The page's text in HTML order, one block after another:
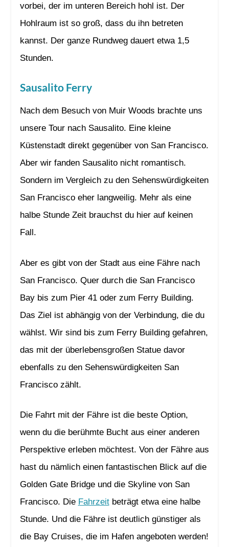
vorbei, der im unteren Bereich hohl ist. Der
Hohlraum ist so groß, dass du ihn betreten
kannst. Der ganze Rundweg dauert etwa 1,5
Stunden.
Sausalito Ferry
Nach dem Besuch von Muir Woods brachte uns
unsere Tour nach Sausalito. Eine kleine
Küstenstadt direkt gegenüber von San Francisco.
Aber wir fanden Sausalito nicht romantisch.
Sondern im Vergleich zu den Sehenswürdigkeiten
San Francisco eher langweilig. Mehr als eine
halbe Stunde Zeit brauchst du hier auf keinen
Fall.
Aber es gibt von der Stadt aus eine Fähre nach
San Francisco. Quer durch die San Francisco
Bay bis zum Pier 41 oder zum Ferry Building.
Das Ziel ist abhängig von der Verbindung, die du
wählst. Wir sind bis zum Ferry Building gefahren,
das mit der überlebensgroßen Statue davor
ebenfalls zu den Sehenswürdigkeiten San
Francisco zählt.
Die Fahrt mit der Fähre ist die beste Option,
wenn du die berühmte Bucht aus einer anderen
Perspektive erleben möchtest. Von der Fähre aus
hast du nämlich einen fantastischen Blick auf die
Golden Gate Bridge und die Skyline von San
Francisco. Die Fahrzeitbeträgt etwa eine halbe
Stunde. Und die Fähre ist deutlich günstiger als
die Bay Cruises, die im Hafen angeboten werden!